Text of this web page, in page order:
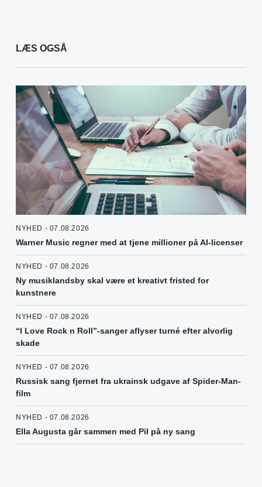
LÆS OGSÅ
NYHED - 07.08.2026
Warner Music regner med at tjene millioner på AI-licenser
NYHED - 07.08.2026
Ny musiklandsby skal være et kreativt fristed for
kunstnere
NYHED - 07.08.2026
“I Love Rock n Roll”-sanger aflyser turné efter alvorlig
skade
NYHED - 07.08.2026
Russisk sang fjernet fra ukrainsk udgave af Spider-Man-
film
NYHED - 07.08.2026
Ella Augusta går sammen med Pil på ny sang